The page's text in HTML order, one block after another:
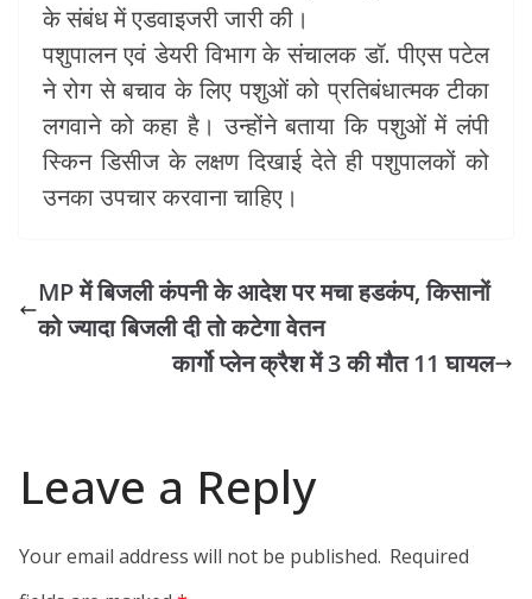
के संबंध में एडवाइजरी जारी की।
पशुपालन एवं डेयरी विभाग के संचालक डॉ. पीएस पटेल
ने रोग से बचाव के लिए पशुओं को प्रतिबंधात्मक टीका
लगवाने को कहा है। उन्होंने बताया कि पशुओं में लंपी
स्किन डिसीज के लक्षण दिखाई देते ही पशुपालकों को
उनका उपचार करवाना चाहिए।
MP में बिजली कंपनी के आदेश पर मचा हडकंप, किसानों
को ज्यादा बिजली दी तो कटेगा वेतन
कार्गो प्लेन क्रैश में 3 की मौत 11 घायल
Leave a Reply
Your email address will not be published. Required